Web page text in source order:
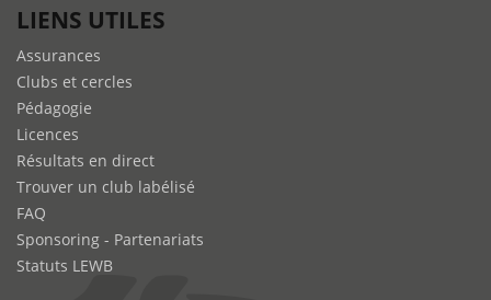
LIENS UTILES
Assurances
Clubs et cercles
Pédagogie
Licences
Résultats en direct
Trouver un club labélisé
FAQ
Sponsoring - Partenariats
Statuts LEWB